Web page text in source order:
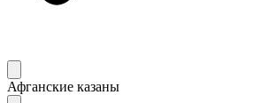
Афганские казаны